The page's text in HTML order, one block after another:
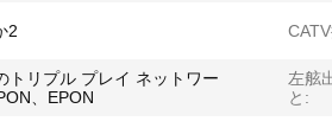
2
トリプル プレイ ネットワー
、EPON
左舷
と: